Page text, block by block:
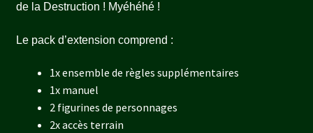
de la Destruction ! Myéhéhé !
Le pack d’extension comprend :
1x ensemble de règles supplémentaires
1x manuel
2 figurines de personnages
2x accès terrain